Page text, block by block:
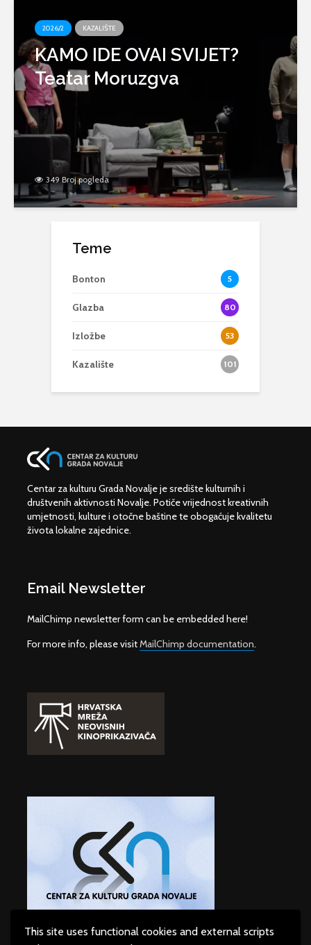
This site uses functional cookies and external scripts
2026/2 KAZALIŠTE
KAMO IDE OVAI SVIJET?
Teatar Moruzgva
349 Broj pogleda
Teme
Bonton 5
Glazba 80
Izložbe 53
Kazalište 101
Centar za kulturu Grada Novalje je središte kulturnih i
društvenih aktivnosti Novalje. Potiče vrijednost kreativnih
umjetnosti, kulture i otočne baštine te obogaćuje kvalitetu
života lokalne zajednice.
Email Newsletter
MailChimp newsletter form can be embedded here!
For more info, please visitMailChimp documentation.